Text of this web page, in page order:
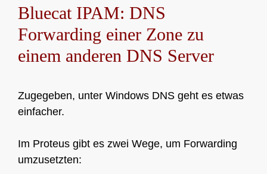
Bluecat IPAM: DNS
Forwarding einer Zone zu
einem anderen DNS Server
Zugegeben, unter Windows DNS geht es etwas
einfacher.
Im Proteus gibt es zwei Wege, um Forwarding
umzusetzten: